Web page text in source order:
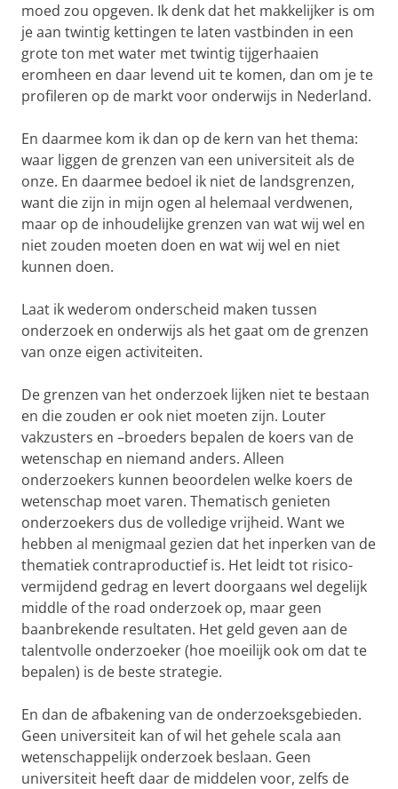
moed zou opgeven. Ik denk dat het makkelijker is om
je aan twintig kettingen te laten vastbinden in een
grote ton met water met twintig tijgerhaaien
eromheen en daar levend uit te komen, dan om je te
profileren op de markt voor onderwijs in Nederland.
En daarmee kom ik dan op de kern van het thema:
waar liggen de grenzen van een universiteit als de
onze. En daarmee bedoel ik niet de landsgrenzen,
want die zijn in mijn ogen al helemaal verdwenen,
maar op de inhoudelijke grenzen van wat wij wel en
niet zouden moeten doen en wat wij wel en niet
kunnen doen.
Laat ik wederom onderscheid maken tussen
onderzoek en onderwijs als het gaat om de grenzen
van onze eigen activiteiten.
De grenzen van het onderzoek lijken niet te bestaan
en die zouden er ook niet moeten zijn. Louter
vakzusters en –broeders bepalen de koers van de
wetenschap en niemand anders. Alleen
onderzoekers kunnen beoordelen welke koers de
wetenschap moet varen. Thematisch genieten
onderzoekers dus de volledige vrijheid. Want we
hebben al menigmaal gezien dat het inperken van de
thematiek contraproductief is. Het leidt tot risico-
vermijdend gedrag en levert doorgaans wel degelijk
middle of the road onderzoek op, maar geen
baanbrekende resultaten. Het geld geven aan de
talentvolle onderzoeker (hoe moeilijk ook om dat te
bepalen) is de beste strategie.
En dan de afbakening van de onderzoeksgebieden.
Geen universiteit kan of wil het gehele scala aan
wetenschappelijk onderzoek beslaan. Geen
universiteit heeft daar de middelen voor, zelfs de